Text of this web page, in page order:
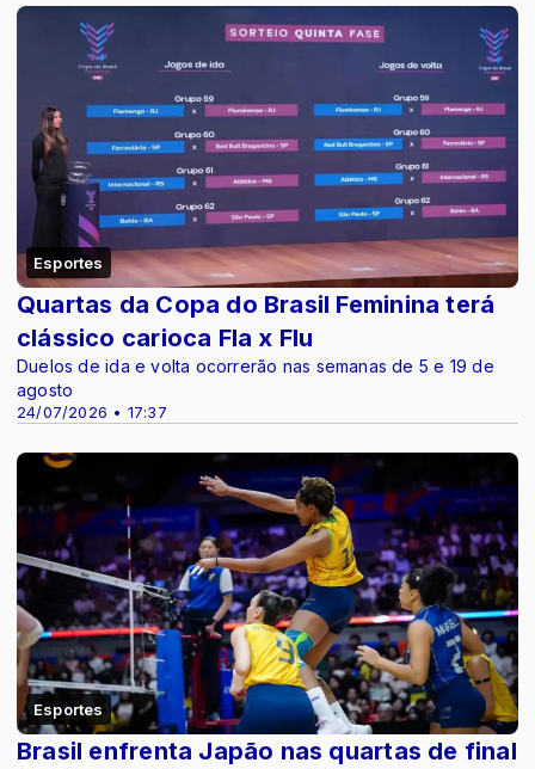
Esportes
24/07/2026 • 17:37
Quartas da Copa do Brasil Feminina terá
clássico carioca Fla x Flu
Duelos de ida e volta ocorrerão nas semanas de 5 e 19 de
agosto
Esportes
Brasil enfrenta Japão nas quartas de final